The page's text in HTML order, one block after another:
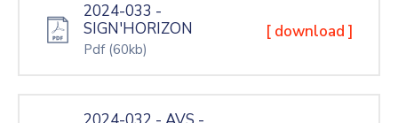
2024-033 -
SIGN'HORIZON
Pdf (60kb)
[ download ]